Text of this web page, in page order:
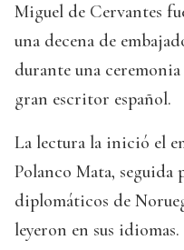
Miguel de Cervantes
una decena de
durante una
gran escritor español.
La lectura la inició el
Polanco Mata,
diplomáticos de
leyeron en sus idiomas.